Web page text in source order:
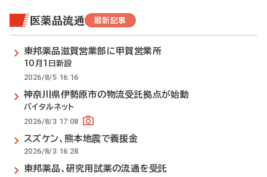
医薬品流通 最新記事
東邦薬品滋賀営業部に甲賀営業所
10月1日新設
2026/8/5 16:16
神奈川県伊勢原市の物流受託拠点が始動
バイタルネット
2026/8/3 17:08
スズケン、熊本地震で義援金
2026/8/3 16:28
東邦薬品、研究用試薬の流通を受託